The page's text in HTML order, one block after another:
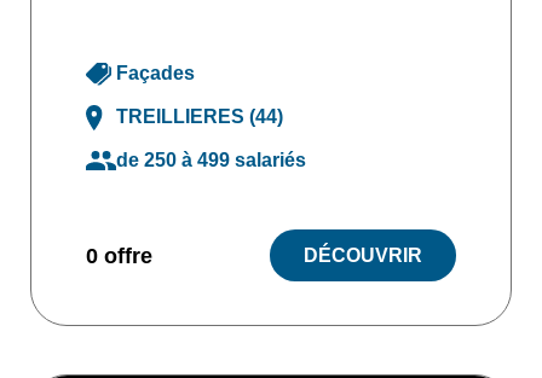
Façades
TREILLIERES (44)
de 250 à 499 salariés
0 offre DÉCOUVRIR